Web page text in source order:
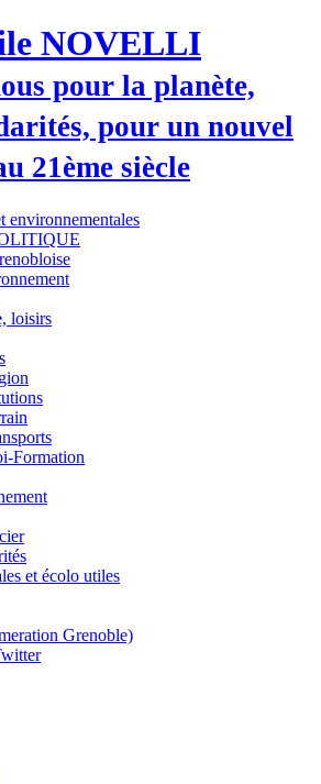
NOVELLI
pour la planète,
pour un nouvel
21ème siècle
environnementales
loisirs
Formation
et écolo utiles
Grenoble)